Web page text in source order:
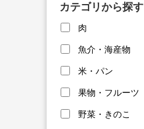
カテゴリから探す
肉
魚介・海産物
米・パン
果物・フルーツ
野菜・きのこ